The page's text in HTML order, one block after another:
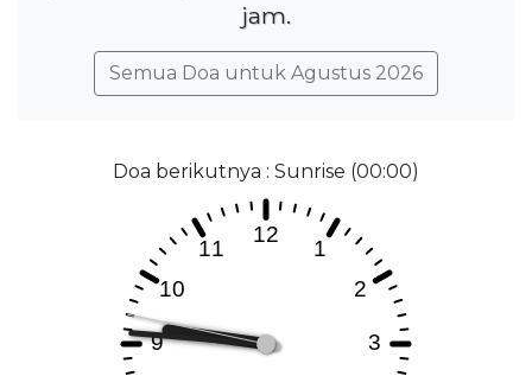
jam.
Semua Doa untuk Agustus 2026
Doa berikutnya : Sunrise (00:00)